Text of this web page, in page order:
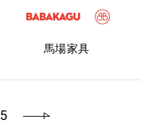
馬場家具
5